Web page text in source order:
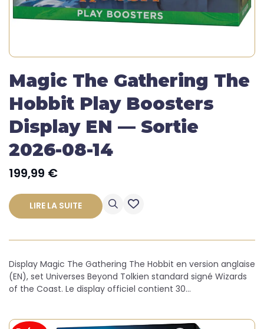
Magic The Gathering The
Hobbit Play Boosters
Display EN — Sortie
2026-08-14
199,99 €
LIRE LA SUITE
Display Magic The Gathering The Hobbit en version anglaise
(EN), set Universes Beyond Tolkien standard signé Wizards
of the Coast. Le display officiel contient 30…